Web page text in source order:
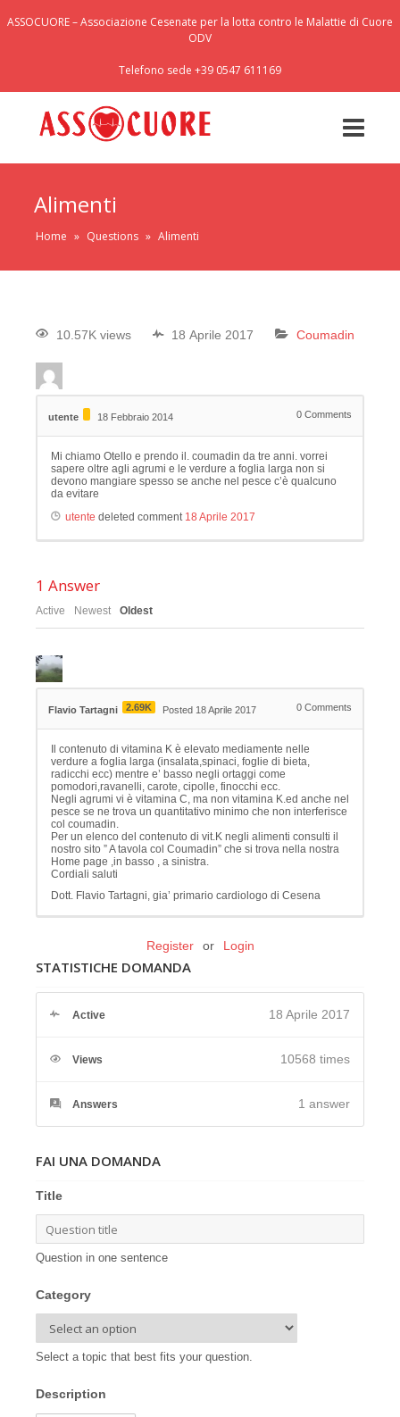
ASSOCUORE – Associazione Cesenate per la lotta contro le Malattie di Cuore
ODV
Telefono sede +39 0547 611169
Alimenti
Home » Questions » Alimenti
10.57K views 18 Aprile 2017 Coumadin
utente 18 Febbraio 2014 0 Comments
Mi chiamo Otello e prendo il. coumadin da tre anni. vorrei
sapere oltre agli agrumi e le verdure a foglia larga non si
devono mangiare spesso se anche nel pesce c’è qualcuno
da evitare
utente deleted comment 18 Aprile 2017
1 Answer
Active Newest Oldest
Flavio Tartagni 2.69K Posted 18 Aprile 2017 0 Comments
Il contenuto di vitamina K è elevato mediamente nelle
verdure a foglia larga (insalata,spinaci, foglie di bieta,
radicchi ecc) mentre e’ basso negli ortaggi come
pomodori,ravanelli, carote, cipolle, finocchi ecc.
Negli agrumi vi è vitamina C, ma non vitamina K.ed anche nel
pesce se ne trova un quantitativo minimo che non interferisce
col coumadin.
Per un elenco del contenuto di vit.K negli alimenti consulti il
nostro sito ” A tavola col Coumadin” che si trova nella nostra
Home page ,in basso , a sinistra.
Cordiali saluti
Dott. Flavio Tartagni, gia’ primario cardiologo di Cesena
Register or Login
STATISTICHE DOMANDA
Active 18 Aprile 2017
Views 10568 times
Answers 1 answer
FAI UNA DOMANDA
Title
Question in one sentence
Category
Select a topic that best fits your question.
Description